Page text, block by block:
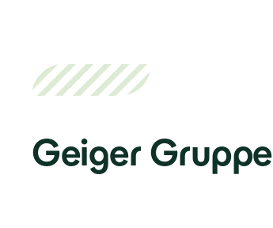
Geiger Gruppe